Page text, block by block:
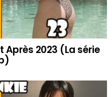
Après 2023 (La série